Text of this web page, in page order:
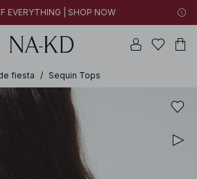
EVERYTHING | SHOP NOW
fiesta / Sequin Tops